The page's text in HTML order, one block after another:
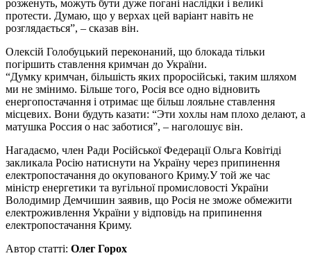
розженуть, можуть бути дуже погані наслідки і великі
протести. Думаю, що у верхах цей варіант навіть не
розглядається”, – сказав він.
Олексій Голобуцький переконаний, що блокада тільки
погіршить ставлення кримчан до України.
“Думку кримчан, більшість яких проросійські, таким шляхом
ми не змінимо. Більше того, Росія все одно відновить
енергопостачання і отримає ще більш лояльне ставлення
місцевих. Вони будуть казати: “Эти хохлы нам плохо делают, а
матушка Россия о нас заботися”, – наголошує він.
Нагадаємо, член Ради Російської Федерації Ольга Ковітіді
закликала Росію натиснути на Україну через припинення
електропостачання до окупованого Криму.У той же час
міністр енергетики та вугільної промисловості України
Володимир Демчишин заявив, що Росія не зможе обмежити
електроживлення України у відповідь на припинення
електропостачання Криму.
Автор статті: Олег Горох